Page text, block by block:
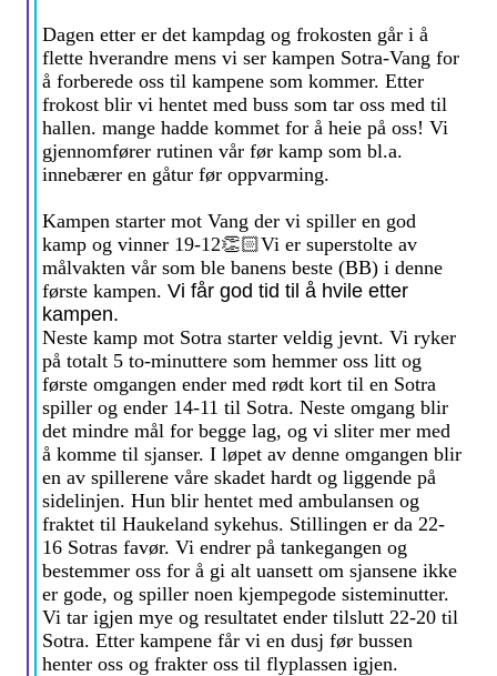
Dagen etter er det kampdag og frokosten går i å
flette hverandre mens vi ser kampen Sotra-Vang for
å forberede oss til kampene som kommer. Etter
frokost blir vi hentet med buss som tar oss med til
hallen. mange hadde kommet for å heie på oss! Vi
gjennomfører rutinen vår før kamp som bl.a.
innebærer en gåtur før oppvarming.
Kampen starter mot Vang der vi spiller en god
kamp og vinner 19-12👏🏻Vi er superstolte av
målvakten vår som ble banens beste (BB) i denne
første kampen. Vi får god tid til å hvile etter
kampen.
Neste kamp mot Sotra starter veldig jevnt. Vi ryker
på totalt 5 to-minuttere som hemmer oss litt og
første omgangen ender med rødt kort til en Sotra
spiller og ender 14-11 til Sotra. Neste omgang blir
det mindre mål for begge lag, og vi sliter mer med
å komme til sjanser. I løpet av denne omgangen blir
en av spillerene våre skadet hardt og liggende på
sidelinjen. Hun blir hentet med ambulansen og
fraktet til Haukeland sykehus. Stillingen er da 22-
16 Sotras favør. Vi endrer på tankegangen og
bestemmer oss for å gi alt uansett om sjansene ikke
er gode, og spiller noen kjempegode sisteminutter.
Vi tar igjen mye og resultatet ender tilslutt 22-20 til
Sotra. Etter kampene får vi en dusj før bussen
henter oss og frakter oss til flyplassen igjen.